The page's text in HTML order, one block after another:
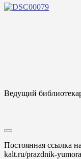
Ведущий
Постоянная ссылка
kalt.ru/prazdnik-